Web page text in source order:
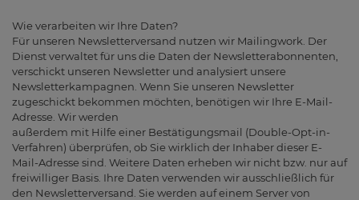
Wie verarbeiten wir Ihre Daten?
Für unseren Newsletterversand nutzen wir Mailingwork. Der
Dienst verwaltet für uns die Daten der Newsletterabonnenten,
verschickt unseren Newsletter und analysiert unsere
Newsletterkampagnen. Wenn Sie unseren Newsletter
zugeschickt bekommen möchten, benötigen wir Ihre E-Mail-
Adresse. Wir werden
außerdem mit Hilfe einer Bestätigungsmail (Double-Opt-in-
Verfahren) überprüfen, ob Sie wirklich der Inhaber dieser E-
Mail-Adresse sind. Weitere Daten erheben wir nicht bzw. nur auf
freiwilliger Basis. Ihre Daten verwenden wir ausschließlich für
den Newsletterversand. Sie werden auf einem Server von